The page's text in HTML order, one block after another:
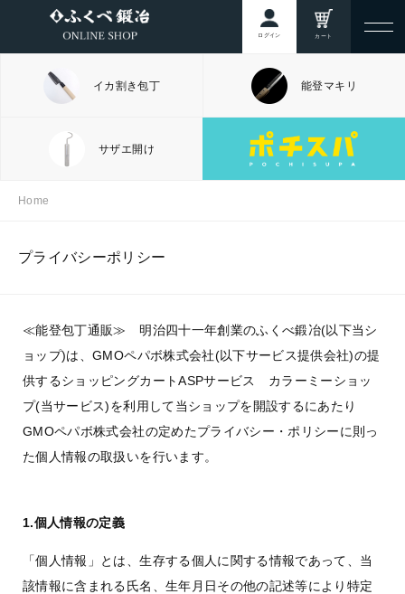
ログイン カート
イカ割き包丁 能登マキリ
サザエ開け
Home
プライバシーポリシー
≪能登包丁通販≫ 明治四十一年創業のふくべ鍛冶(以下当シ
ョップ)は、GMOペパボ株式会社(以下サービス提供会社)の提
供するショッピングカートASPサービス カラーミーショッ
プ(当サービス)を利用して当ショップを開設するにあたり
GMOペパボ株式会社の定めたプライバシー・ポリシーに則っ
た個人情報の取扱いを行います。
1.個人情報の定義
「個人情報」とは、生存する個人に関する情報であって、当
該情報に含まれる氏名、生年月日その他の記述等により特定